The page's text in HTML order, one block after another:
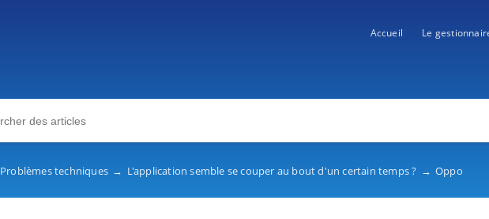
Accueil Le
Problèmes techniques → L'application semble se couper au bout d'un certain temps ? → Oppo